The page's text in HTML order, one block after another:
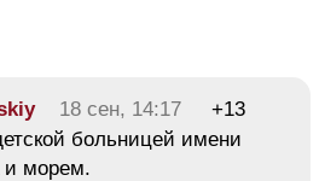
18 сен, 14:17
+13
больницей имени
и морем.